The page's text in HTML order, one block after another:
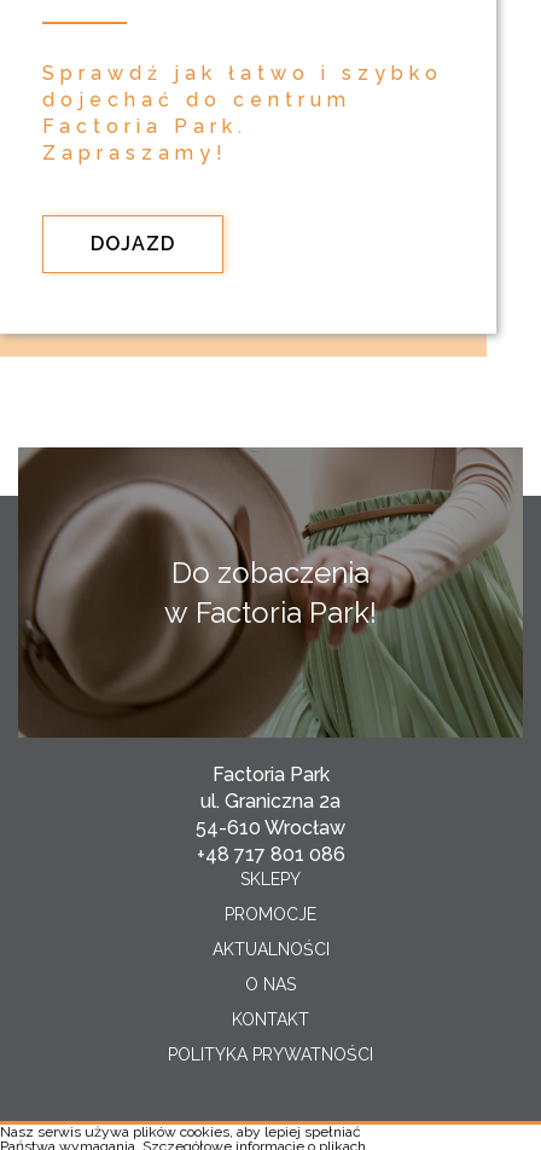
Sprawdź jak łatwo i szybko
dojechać do centrum
Factoria Park.
Zapraszamy!
DOJAZD
Do zobaczenia
w Factoria Park!
Factoria Park
ul. Graniczna 2a
54-610 Wrocław
+48 717 801 086
SKLEPY
PROMOCJE
AKTUALNOŚCI
O NAS
KONTAKT
POLITYKA PRYWATNOŚCI
Nasz serwis używa plików cookies, aby lepiej spełniać
Państwa wymagania. Szczegółowe informacje o plikach